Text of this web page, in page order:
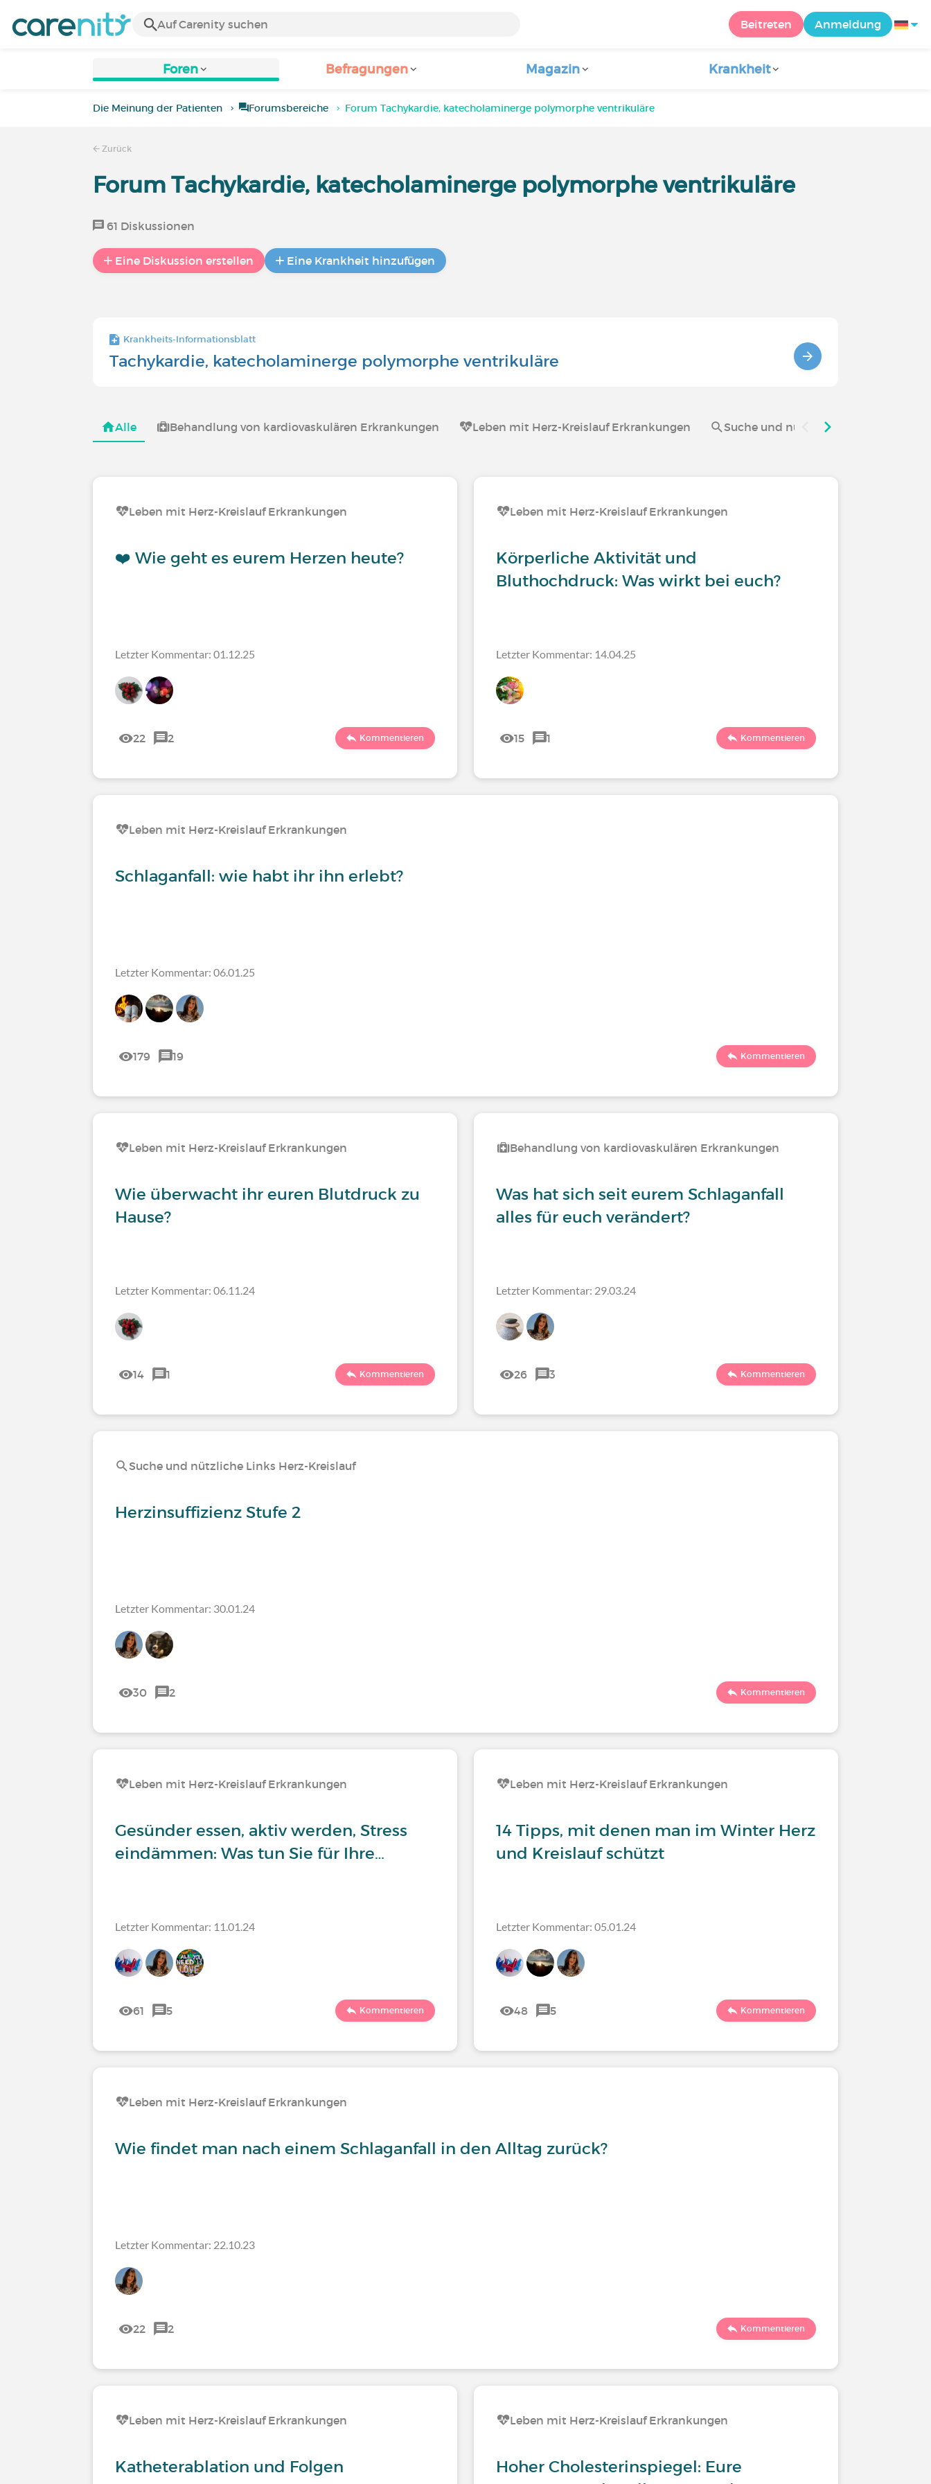
Beitreten Anmeldung
Foren Befragungen Magazin Krankheit
Die Meinung der Patienten Forumsbereiche Forum Tachykardie, katecholaminerge polymorphe ventrikuläre
Zurück
Forum Tachykardie, katecholaminerge polymorphe ventrikuläre
61 Diskussionen
Eine Diskussion erstellen Eine Krankheit hinzufügen
Krankheits-Informationsblatt
Tachykardie, katecholaminerge polymorphe ventrikuläre
Alle Behandlung von kardiovaskulären Erkrankungen Leben mit Herz-Kreislauf Erkrankungen Suche und nützliche Links Herz-
Leben mit Herz-Kreislauf Erkrankungen
❤️ Wie geht es eurem Herzen heute?
Letzter Kommentar: 01.12.25
22 2 Kommentieren
Leben mit Herz-Kreislauf Erkrankungen
Körperliche Aktivität und
Bluthochdruck: Was wirkt bei euch?
Letzter Kommentar: 14.04.25
15 1 Kommentieren
Leben mit Herz-Kreislauf Erkrankungen
Schlaganfall: wie habt ihr ihn erlebt?
Letzter Kommentar: 06.01.25
179 19 Kommentieren
Leben mit Herz-Kreislauf Erkrankungen
Wie überwacht ihr euren Blutdruck zu
Hause?
Letzter Kommentar: 06.11.24
14 1 Kommentieren
Behandlung von kardiovaskulären Erkrankungen
Was hat sich seit eurem Schlaganfall
alles für euch verändert?
Letzter Kommentar: 29.03.24
26 3 Kommentieren
Suche und nützliche Links Herz-Kreislauf
Herzinsuffizienz Stufe 2
Letzter Kommentar: 30.01.24
30 2 Kommentieren
Leben mit Herz-Kreislauf Erkrankungen
Gesünder essen, aktiv werden, Stress
eindämmen: Was tun Sie für Ihre…
Letzter Kommentar: 11.01.24
61 5 Kommentieren
Leben mit Herz-Kreislauf Erkrankungen
14 Tipps, mit denen man im Winter Herz
und Kreislauf schützt
Letzter Kommentar: 05.01.24
48 5 Kommentieren
Leben mit Herz-Kreislauf Erkrankungen
Wie findet man nach einem Schlaganfall in den Alltag zurück?
Letzter Kommentar: 22.10.23
22 2 Kommentieren
Leben mit Herz-Kreislauf Erkrankungen
Katheterablation und Folgen
Leben mit Herz-Kreislauf Erkrankungen
Hoher Cholesterinspiegel: Eure